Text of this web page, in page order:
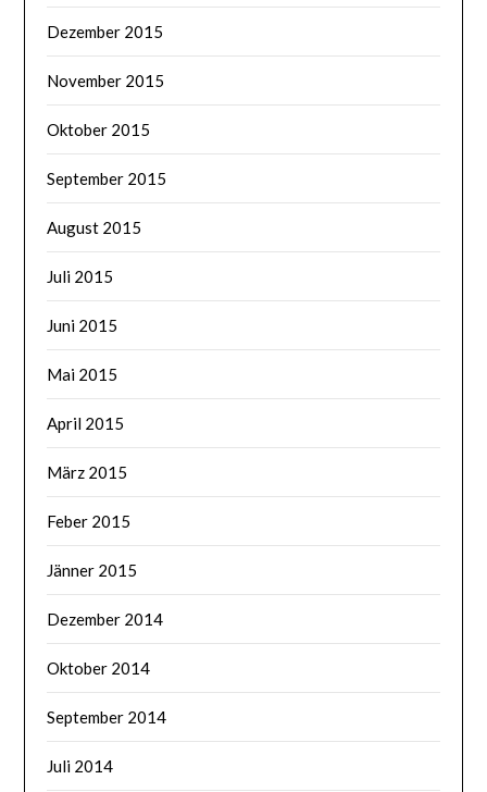
Dezember 2015
November 2015
Oktober 2015
September 2015
August 2015
Juli 2015
Juni 2015
Mai 2015
April 2015
März 2015
Feber 2015
Jänner 2015
Dezember 2014
Oktober 2014
September 2014
Juli 2014